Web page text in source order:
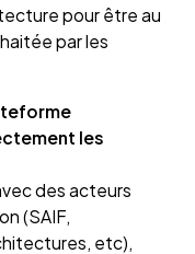
pour être au
par les
les
des acteurs
(SAIF,
etc),